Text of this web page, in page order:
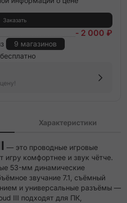
Заказать
- 2 000 ₽
9 магазинов
Характеристики
— это проводные игровые
комфортнее и звук чётче.
53-мм динамические
звучание 7.1, съёмный
и универсальные разъёмы —
III подходят для ПК,